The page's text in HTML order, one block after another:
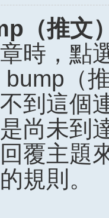
（推文
時，點
bump（
到這個
尚未到
覆主題
規則。